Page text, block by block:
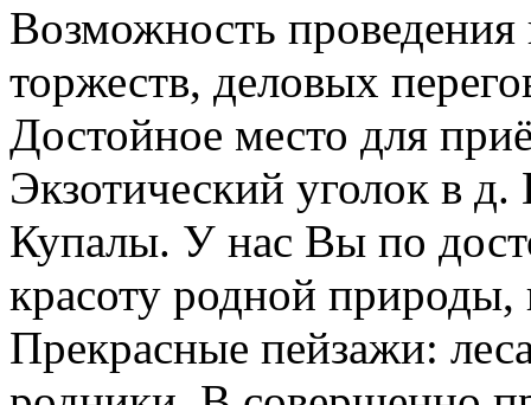
Возможность
торжеств, деловых
Достойное место для
Экзотический уголок в
Купалы. У нас Вы по
красоту родной
Прекрасные пейзажи: